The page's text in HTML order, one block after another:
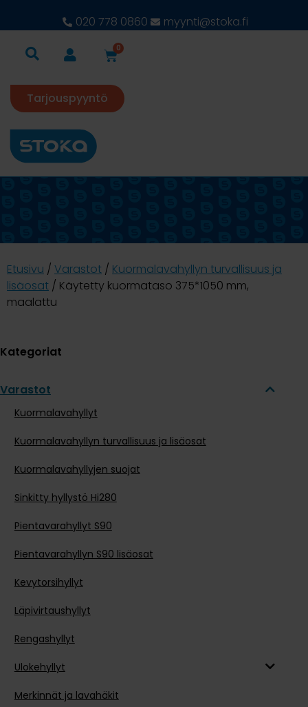
020 778 0860 myynti@stoka.fi
0
Tarjouspyyntö
Etusivu / Varastot / Kuormalavahyllyn turvallisuus ja
lisäosat / Käytetty kuormataso 375*1050 mm,
maalattu
Kategoriat
Varastot
Kuormalavahyllyt
Kuormalavahyllyn turvallisuus ja lisäosat
Kuormalavahyllyjen suojat
Sinkitty hyllystö Hi280
Pientavarahyllyt S90
Pientavarahyllyn S90 lisäosat
Kevytorsihyllyt
Läpivirtaushyllyt
Rengashyllyt
Ulokehyllyt
Merkinnät ja lavahäkit